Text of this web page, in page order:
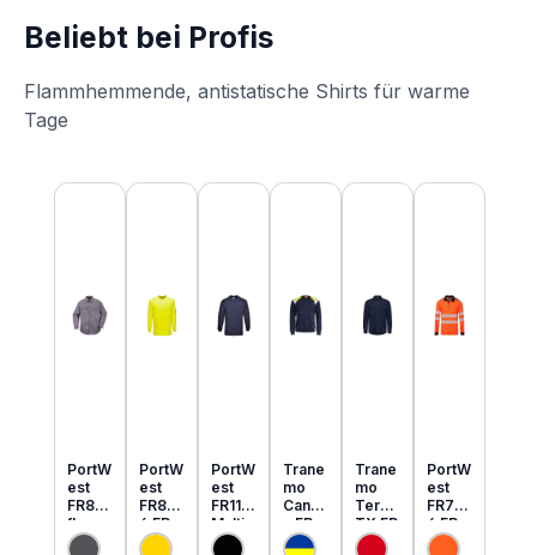
Beliebt bei Profis
Flammhemmende, antistatische Shirts für warme
Tage
Produktgalerie überspringen
PortW
est
FR89
flamm
hemm
PortW
est
FR80
6 FR
MultiN
PortW
est
FR11
Multi
Norm
Trane
mo
Cante
x FR
MultiN
Trane
mo
Tera
TX FR
leicht
PortW
est
FR73
4 FR
MultiN